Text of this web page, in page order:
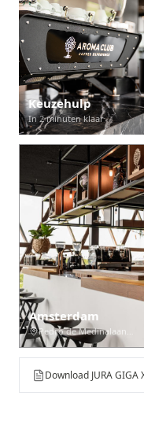
Keuzehulp
In 2 minuten klaar
Amsterdam
Pedro de Medinalaan 53
Download JURA GIGA